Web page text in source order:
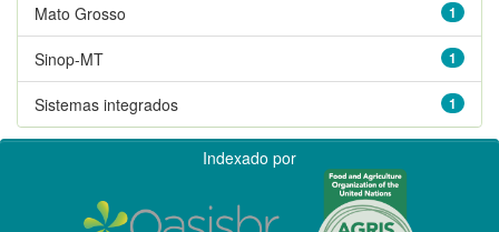
1
Mato Grosso
1
Sinop-MT
1
Sistemas integrados
Indexado por